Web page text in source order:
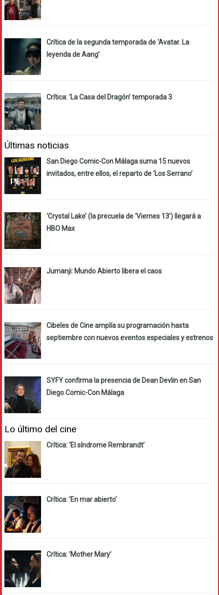
Crítica de la segunda temporada de ‘Avatar. La
leyenda de Aang’
Crítica: ‘La Casa del Dragón’ temporada 3
Últimas noticias
San Diego Comic-Con Málaga suma 15 nuevos
invitados, entre ellos, el reparto de ‘Los Serrano’
‘Crystal Lake’ (la precuela de ‘Viernes 13’) llegará a
HBO Max
Jumanji: Mundo Abierto libera el caos
Cibeles de Cine amplía su programación hasta
septiembre con nuevos eventos especiales y estrenos
SYFY confirma la presencia de Dean Devlin en San
Diego Comic-Con Málaga
Lo último del cine
Crítica: ‘El síndrome Rembrandt’
Crítica: ‘En mar abierto’
Crítica: ‘Mother Mary’